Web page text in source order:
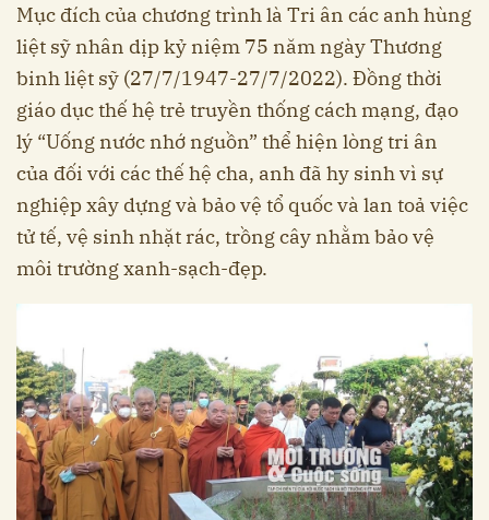
Mục đích của chương trình là Tri ân các anh hùng
liệt sỹ nhân dịp kỷ niệm 75 năm ngày Thương
binh liệt sỹ (27/7/1947-27/7/2022). Đồng thời
giáo dục thế hệ trẻ truyền thống cách mạng, đạo
lý “Uống nước nhớ nguồn” thể hiện lòng tri ân
của đối với các thế hệ cha, anh đã hy sinh vì sự
nghiệp xây dựng và bảo vệ tổ quốc và lan toả việc
tử tế, vệ sinh nhặt rác, trồng cây nhằm bảo vệ
môi trường xanh-sạch-đẹp.